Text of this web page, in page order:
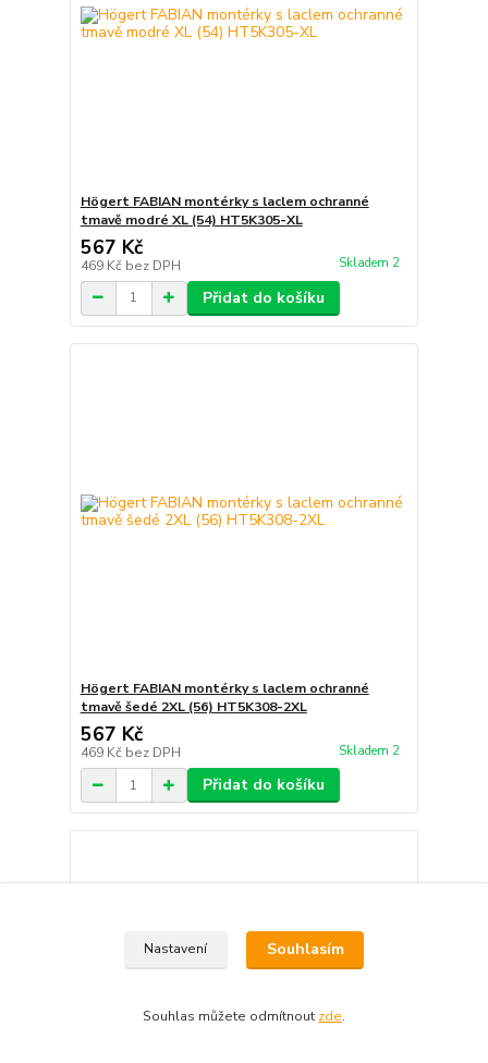
Högert FABIAN montérky s laclem ochranné
tmavě modré XL (54) HT5K305-XL
567 Kč
469 Kč bez DPH Skladem 2
Přidat do košíku
Högert FABIAN montérky s laclem ochranné
tmavě šedé 2XL (56) HT5K308-2XL
567 Kč
469 Kč bez DPH Skladem 2
Přidat do košíku
Nastavení Souhlasím
Souhlas můžete odmítnout zde.